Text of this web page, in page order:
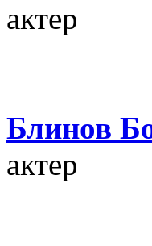
актер
Блинов
актер